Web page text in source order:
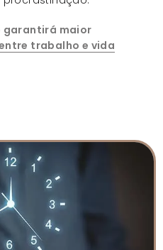
garantirá maior
trabalho e vida